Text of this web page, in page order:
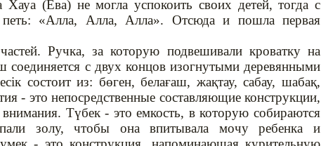
Хауа (Ева) не могла успокоить своих детей, тогда с
петь: «Алла, Алла, Алла». Отсюда и пошла первая
Ручка, за которую подвешивали кроватку на
соединяется с двух концов изогнутыми деревянными
состоит из: бөген, белағаш, жақтау, сабау, шабақ,
- это непосредственные составляющие конструкции,
Түбек - это емкость, в которую собираются
золу, чтобы она впитывала мочу ребенка и